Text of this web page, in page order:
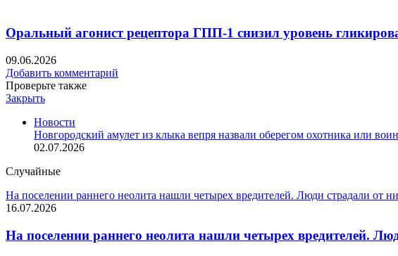
Оральный агонист рецептора ГПП-1 снизил уровень
09.06.2026
Добавить комментарий
Проверьте также
Закрыть
Новости
Новгородский амулет из клыка вепря назвали оберегом охотника или
02.07.2026
Случайные
На поселении раннего неолита нашли четырех вредителей. Люди страдали от
16.07.2026
На поселении раннего неолита нашли четырех вредителей.